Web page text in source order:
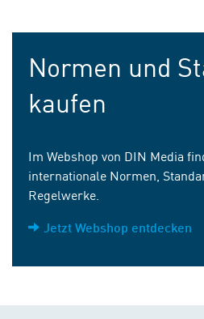
Normen und
kaufen
Im Webshop von DIN Media
internationale Normen,
Regelwerke.
Jetzt Webshop entdecken